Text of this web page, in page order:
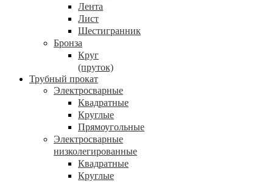
Лента
Лист
Шестигранник
Бронза
Круг
(пруток)
Трубный прокат
Электросварные
Квадратные
Круглые
Прямоугольные
Электросварные
низколегированные
Квадратные
Круглые